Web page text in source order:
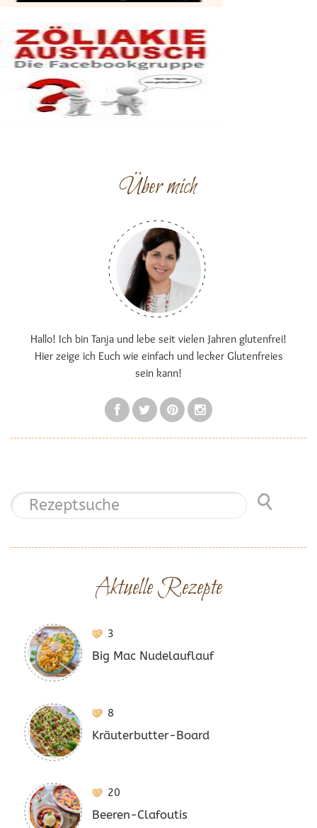
Über mich
Hallo! Ich bin Tanja und lebe seit vielen Jahren glutenfrei!
Hier zeige ich Euch wie einfach und lecker Glutenfreies
sein kann!
Aktuelle Rezepte
3
Big Mac Nudelauflauf
8
Kräuterbutter-Board
20
Beeren-Clafoutis